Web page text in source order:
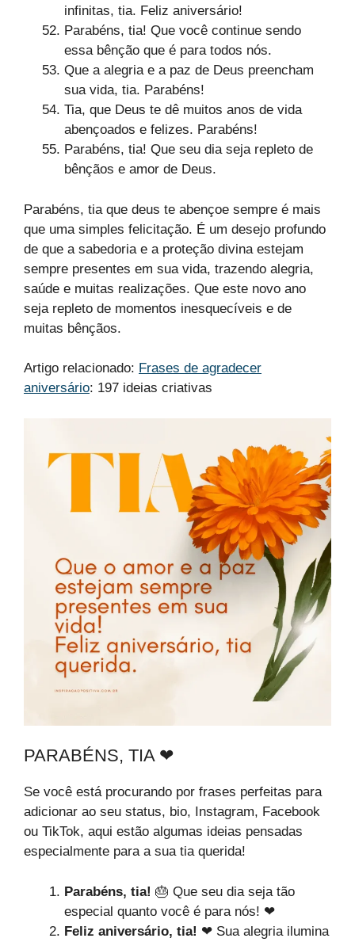
infinitas, tia. Feliz aniversário!
Parabéns, tia! Que você continue sendo
essa bênção que é para todos nós.
Que a alegria e a paz de Deus preencham
sua vida, tia. Parabéns!
Tia, que Deus te dê muitos anos de vida
abençoados e felizes. Parabéns!
Parabéns, tia! Que seu dia seja repleto de
bênçãos e amor de Deus.
Parabéns, tia que deus te abençoe sempre é mais
que uma simples felicitação. É um desejo profundo
de que a sabedoria e a proteção divina estejam
sempre presentes em sua vida, trazendo alegria,
saúde e muitas realizações. Que este novo ano
seja repleto de momentos inesquecíveis e de
muitas bênçãos.
Artigo relacionado: Frases de agradecer
aniversário: 197 ideias criativas
PARABÉNS, TIA ❤
Se você está procurando por frases perfeitas para
adicionar ao seu status, bio, Instagram, Facebook
ou TikTok, aqui estão algumas ideias pensadas
especialmente para a sua tia querida!
Parabéns, tia! 🎂 Que seu dia seja tão
especial quanto você é para nós! ❤
Feliz aniversário, tia! ❤ Sua alegria ilumina